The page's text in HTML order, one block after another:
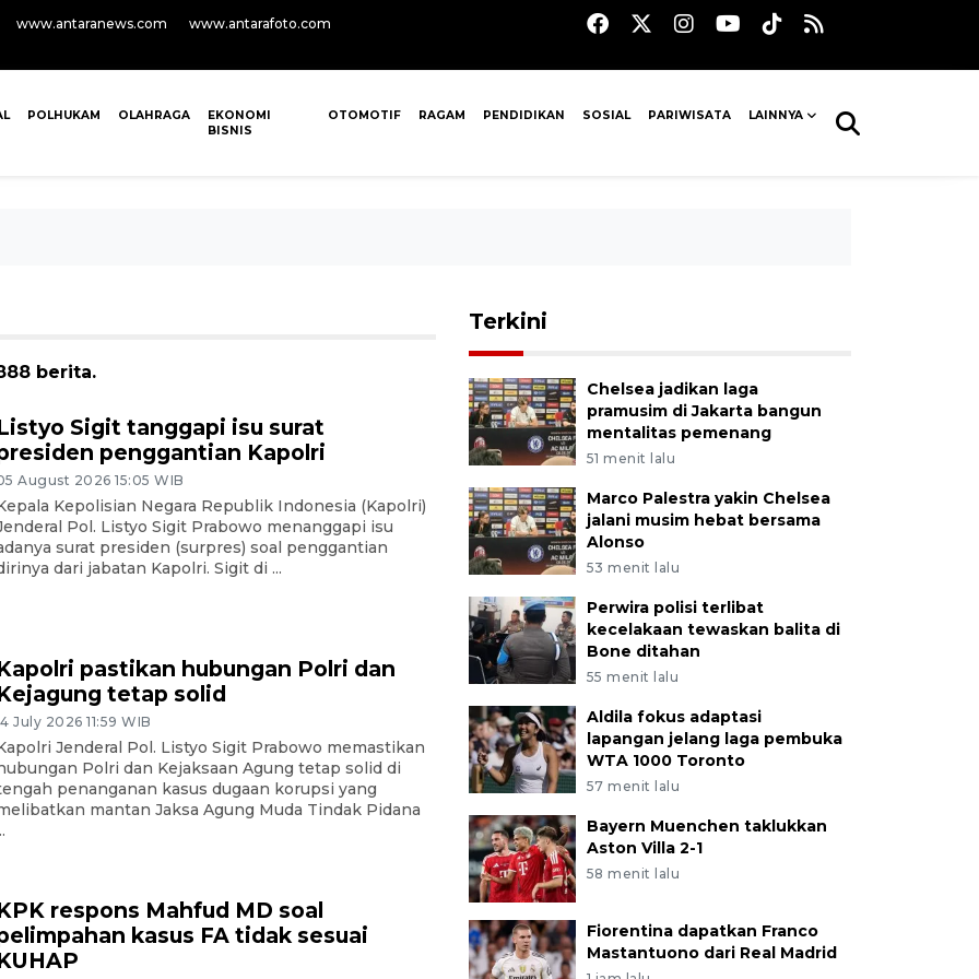
www.antaranews.com www.antarafoto.com
POLHUKAM OLAHRAGA
EKONOMI
BISNIS
OTOMOTIF RAGAM PENDIDIKAN SOSIAL PARIWISATA LAINNYA
berita.
Sigit tanggapi isu surat
penggantian Kapolri
August 2026 15:05 WIB
Kepolisian Negara Republik Indonesia (Kapolri)
Pol. Listyo Sigit Prabowo menanggapi isu
surat presiden (surpres) soal penggantian
dari jabatan Kapolri. Sigit di ...
pastikan hubungan Polri dan
tetap solid
July 2026 11:59 WIB
Jenderal Pol. Listyo Sigit Prabowo memastikan
Polri dan Kejaksaan Agung tetap solid di
penanganan kasus dugaan korupsi yang
mantan Jaksa Agung Muda Tindak Pidana
respons Mahfud MD soal
kasus FA tidak sesuai
Terkini
Chelsea jadikan laga
pramusim di Jakarta bangun
mentalitas pemenang
51 menit lalu
Marco Palestra yakin Chelsea
jalani musim hebat bersama
Alonso
53 menit lalu
Perwira polisi terlibat
kecelakaan tewaskan balita di
Bone ditahan
55 menit lalu
Aldila fokus adaptasi
lapangan jelang laga pembuka
WTA 1000 Toronto
57 menit lalu
Bayern Muenchen taklukkan
Aston Villa 2-1
58 menit lalu
Fiorentina dapatkan Franco
Mastantuono dari Real Madrid